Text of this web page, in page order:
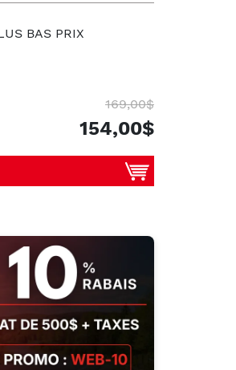
BAS PRIX
169,00$
154,00$